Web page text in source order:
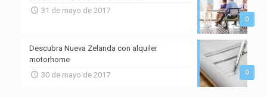
0
31 de mayo de 2017
0
Descubra Nueva Zelanda con alquiler
motorhome
30 de mayo de 2017